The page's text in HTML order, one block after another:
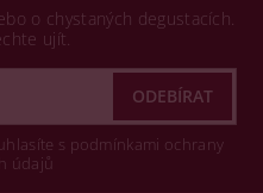
o chystaných degustacích.
ujít.
s podmínkami ochrany
údajů